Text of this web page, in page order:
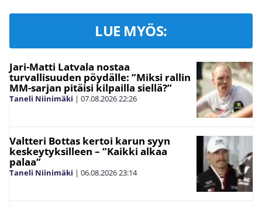
LUE MYÖS:
Jari-Matti Latvala nostaa
turvallisuuden pöydälle: ”Miksi rallin
MM-sarjan pitäisi kilpailla siellä?”
Taneli Niinimäki | 07.08.202622:26
Valtteri Bottas kertoi karun syyn
keskeytyksilleen – ”Kaikki alkaa
palaa”
Taneli Niinimäki | 06.08.202623:14